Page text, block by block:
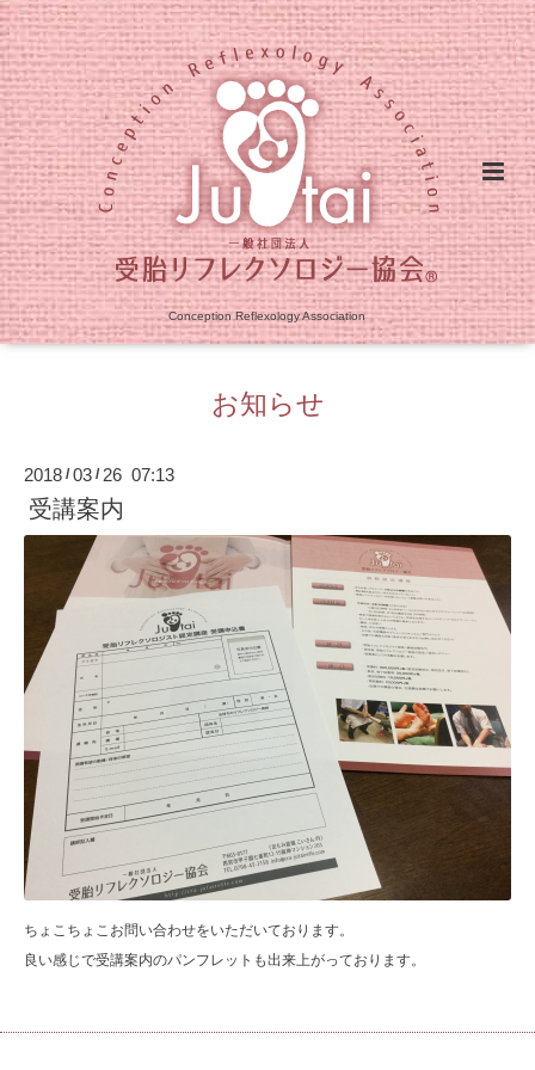
Conception Reflexology Association
お知らせ
2018 /03 / 26 07:13
受講案内
ちょこちょこお問い合わせをいただいております。
良い感じで受講案内のパンフレットも出来上がっております。